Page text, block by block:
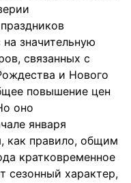
значительную
связанных с
и Нового
повышение цен
оно
января
как правило, общим
кратковременное
сезонный характер,